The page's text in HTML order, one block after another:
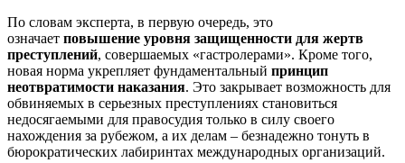
По словам эксперта, в первую очередь, это
означает повышение уровня защищенности для жертв
преступлений, совершаемых «гастролерами». Кроме того,
новая норма укрепляет фундаментальный принцип
неотвратимости наказания. Это закрывает возможность для
обвиняемых в серьезных преступлениях становиться
недосягаемыми для правосудия только в силу своего
нахождения за рубежом, а их делам – безнадежно тонуть в
бюрократических лабиринтах международных организаций.